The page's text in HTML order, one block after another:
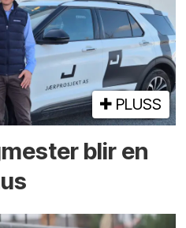
PLUSS
blir en